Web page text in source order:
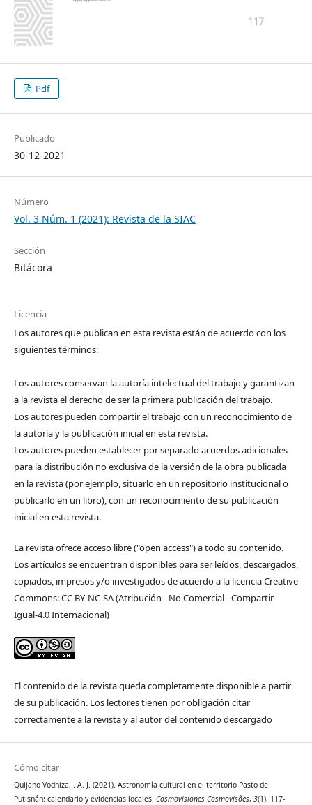
Pdf
Publicado
30-12-2021
Número
Vol. 3 Núm. 1 (2021): Revista de la SIAC
Sección
Bitácora
Licencia
Los autores que publican en esta revista están de acuerdo con los
siguientes términos:
Los autores conservan la autoría intelectual del trabajo y garantizan
a la revista el derecho de ser la primera publicación del trabajo.
Los autores pueden compartir el trabajo con un reconocimiento de
la autoría y la publicación inicial en esta revista.
Los autores pueden establecer por separado acuerdos adicionales
para la distribución no exclusiva de la versión de la obra publicada
en la revista (por ejemplo, situarlo en un repositorio institucional o
publicarlo en un libro), con un reconocimiento de su publicación
inicial en esta revista.
La revista ofrece acceso libre ("open access") a todo su contenido.
Los artículos se encuentran disponibles para ser leídos, descargados,
copiados, impresos y/o investigados de acuerdo a la licencia Creative
Commons: CC BY-NC-SA (Atribución - No Comercial - Compartir
Igual-4.0 Internacional)
El contenido de la revista queda completamente disponible a partir
de su publicación. Los lectores tienen por obligación citar
correctamente a la revista y al autor del contenido descargado
Cómo citar
Quijano Vodniza, . A. J. (2021). Astronomía cultural en el territorio Pasto de
Putisnán: calendario y evidencias locales. Cosmovisiones Cosmovisões, 3(1), 117-